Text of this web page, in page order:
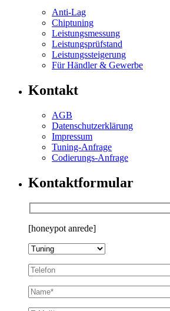
Anti-Lag
Chiptuning
Leistungsmessung
Leistungsprüfstand
Leistungssteigerung
Für Händler & Gewerbe
Kontakt
AGB
Datenschutzerklärung
Impressum
Tuning-Anfrage
Codierungs-Anfrage
Kontaktformular
[honeypot anrede]